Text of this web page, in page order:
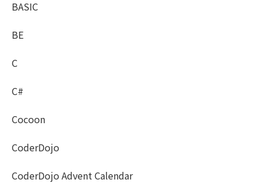
BASIC
BE
C
C#
Cocoon
CoderDojo
CoderDojo Advent Calendar